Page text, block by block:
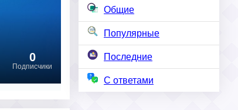
Общие
Популярные
Последние
С ответами
Подписчики
0